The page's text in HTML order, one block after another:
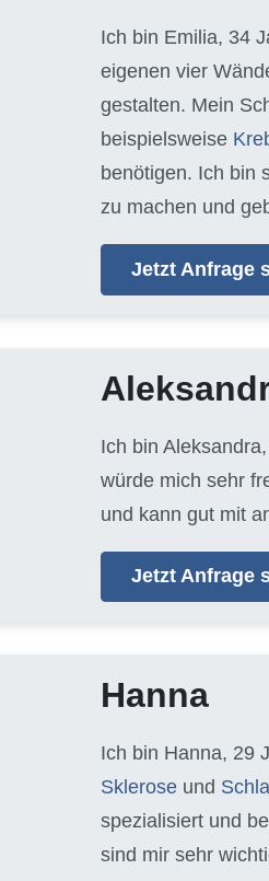
Ich bin Emilia, 34
eigenen vier
gestalten. Mein
beispielsweise
benötigen. Ich bin
zu machen und
Jetzt Anfrage
Ich bin
würde mich sehr
und kann gut mit
Jetzt Anfrage
Hanna
Ich bin Hanna, 29
Sklerose und
spezialisiert und
sind mir sehr